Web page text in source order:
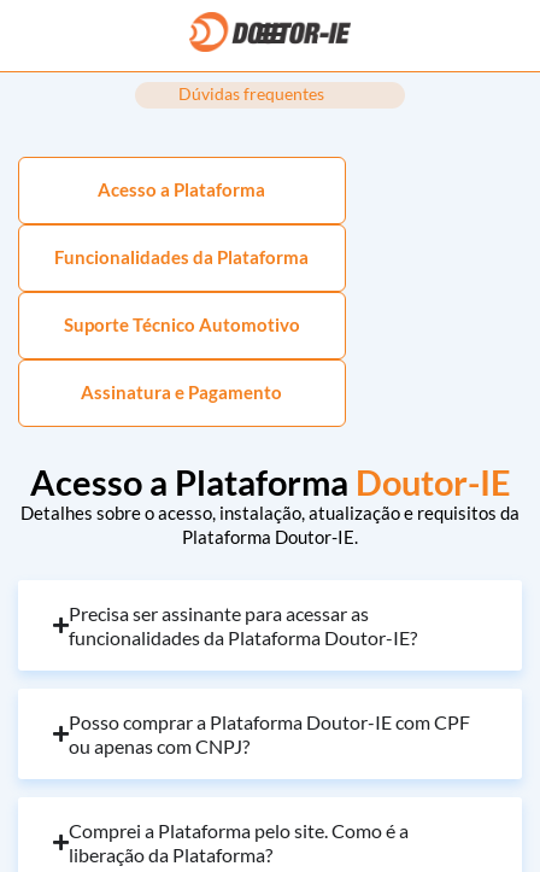
Dúvidas frequentes
Acesso a Plataforma
Funcionalidades da Plataforma
Suporte Técnico Automotivo
Assinatura e Pagamento
Acesso a Plataforma Doutor-IE
Detalhes sobre o acesso, instalação, atualização e requisitos da
Plataforma Doutor-IE.
Precisa ser assinante para acessar as
funcionalidades da Plataforma Doutor-IE?
Posso comprar a Plataforma Doutor-IE com CPF
ou apenas com CNPJ?
Comprei a Plataforma pelo site. Como é a
liberação da Plataforma?